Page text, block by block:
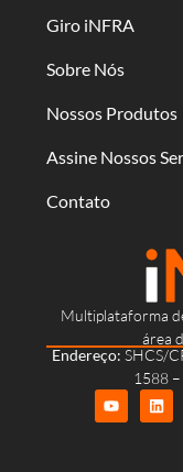
Multiplataforma
área
Endereço: SHCS/
1588
Giro iNFRA
Sobre Nós
Nossos Produtos
Assine Nossos
Contato